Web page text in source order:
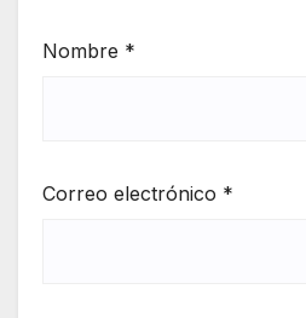
Nombre *
Correo electrónico *